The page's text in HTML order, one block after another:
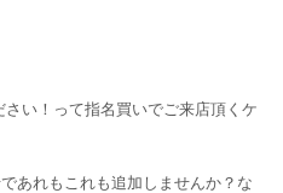
い！って指名買いでご来店頂くケ
あれもこれも追加しませんか？な